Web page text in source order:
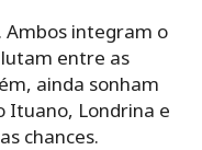
Ambos integram o
lutam entre as
ainda sonham
Ituano, Londrina e
chances.